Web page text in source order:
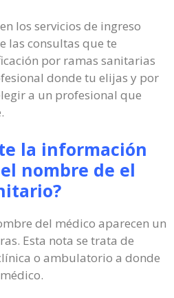
los servicios de ingreso
las consultas que te
por ramas sanitarias
donde tu elijas y por
a un profesional que
la información
nombre de el
del médico aparecen un
Esta nota se trata de
o ambulatorio a donde